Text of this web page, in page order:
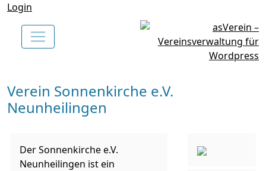
Login
Verein Sonnenkirche e.V.
Neunheilingen
Der Sonnenkirche e.V.
Neunheilingen ist ein